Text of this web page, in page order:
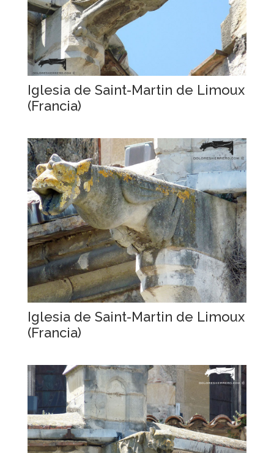
Iglesia de Saint-Martin de Limoux
(Francia)
Iglesia de Saint-Martin de Limoux
(Francia)